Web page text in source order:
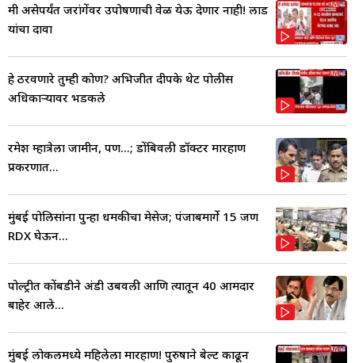
मी असेपर्यंत जरांगेंवर उपोषणाची वेळ येऊ देणार नाही! लाड
यांचा दावा
हे ठरवणारे तुम्ही कोण? अभिजीत दीपके थेट पोलीस
अधिकाऱ्यावर भडकले
रमेश म्हात्रेला जामीन, पण...; डोंबिवली डॉक्टर मारहाण
प्रकरणात...
मुंबई पोलिसांना पुन्हा धमकीचा मेसेज; पंजाबमार्गे 15 जण
RDX घेऊन...
पोल्ट्रीत कोंबडीने अंडी उबवली आणि त्यातून 40 आमदार
बाहेर आले...
मुंबई लोकलमध्ये महिलेला मारहाण! पुरुषाने बेल्ट काढून